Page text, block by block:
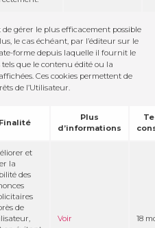
de gérer le plus efficacement possible
le cas échéant, par l’éditeur sur le
forme depuis laquelle il fournit le
que le contenu édité ou la
Ces cookies permettent de
de l’Utilisateur.
Finalité
Plus
d’informations
et
la
des
de
Voir 18